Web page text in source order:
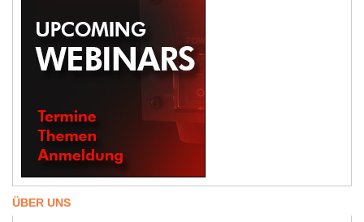
ÜBER UNS